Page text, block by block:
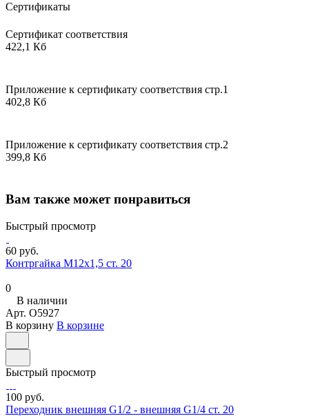
Сертификаты
Сертификат соответствия
422,1 Кб
Приложение к сертификату соответствия стр.1
402,8 Кб
Приложение к сертификату соответствия стр.2
399,8 Кб
Вам также может понравиться
Быстрый просмотр
60 руб.
Контргайка М12х1,5 ст. 20
0
В наличии
Арт. O5927
В корзину В корзине
Быстрый просмотр
100 руб.
Переходник внешняя G1/2 - внешняя G1/4 ст. 20